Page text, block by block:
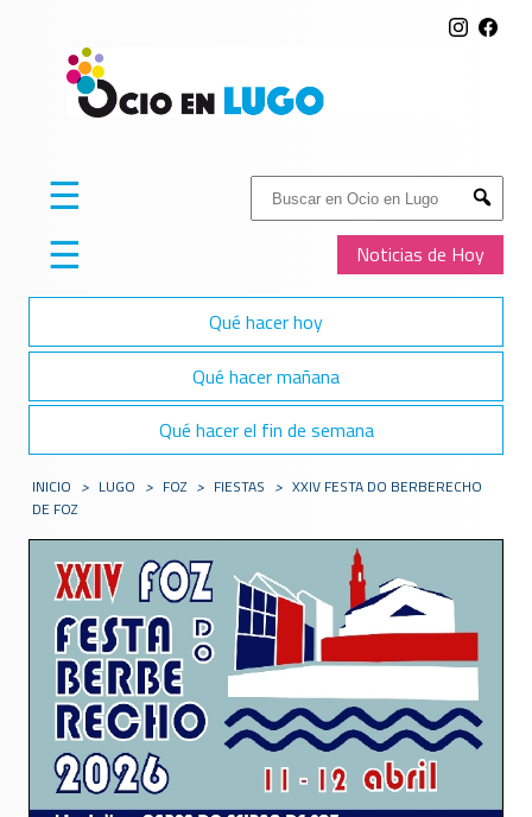
Buscar:
Submit
Noticias de Hoy
☰
☰
Qué hacer hoy
Qué hacer mañana
Qué hacer el fin de semana
INICIO > LUGO > FOZ > FIESTAS > XXIV FESTA DO BERBERECHO
DE FOZ